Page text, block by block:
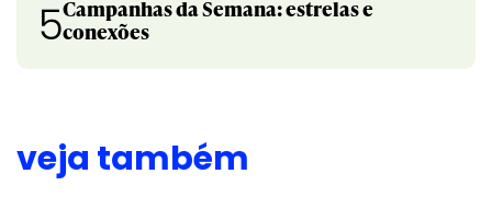
5Campanhas da Semana: estrelas e
conexões
veja também